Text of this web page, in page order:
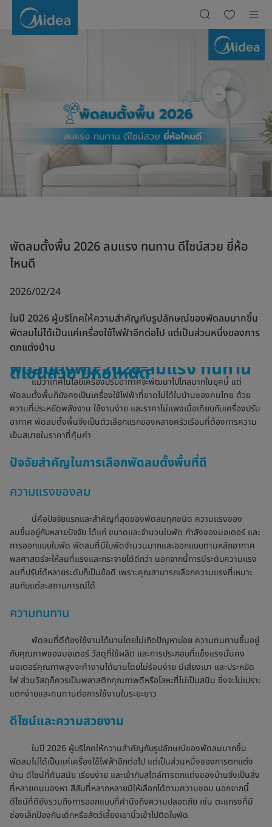
สวย
พัดลมตั้งพื้น 2026 ลมแรง ทนทาน ดีไซน์สวย ยี่ห้อ
ไหนดี
ในปี 2026 ผู้บริโภคให้ความสำคัญกับรูปลักษณ์ของพัดลมมากขึ้น
พัดลมไม่ได้เป็นแค่เครื่องใช้ไฟฟ้าอีกต่อไป แต่เป็นส่วนหนึ่งของการ
ตกแต่งบ้าน
2026/02/24
พัดลมตั้งพื้น 2026 ลมแรง ทนทาน
ดีไซน์สวย ยี่ห้อไหนดี
แม้ว่าเทคโนโลยีเครื่องปรับอากาศจะพัฒนาไปไกลมากในยุคนี้ แต่
พัดลมตั้งพื้นก็ยังคงเป็นเครื่องใช้ไฟฟ้าที่ขาดไม่ได้ในบ้านของคนไทย ด้วย
ความที่ประหยัดพลังงาน ใช้งานง่าย และราคาไม่แพงเมื่อเทียบกับเครื่องปรับ
อากาศ พัดลมตั้งพื้นจึงเป็นตัวเลือกแรกของหลายครัวเรือนที่ต้องการความ
เย็นสบายในราคาที่คุ้มค่า
ปัจจัยสำคัญในการเลือกพัดลมตั้งพื้นที่ดี
ความแรงของลม
นี่คือปัจจัยแรกและสำคัญที่สุดของพัดลมทุกชนิด ความแรงของ
ลมขึ้นอยู่กับหลายปัจจัย ได้แก่ ขนาดและจำนวนใบพัด กำลังของมอเตอร์ และ
การออกแบบใบพัด พัดลมที่มีใบพัดจำนวนมากและออกแบบตามหลักอากาศ
พลศาสตร์จะให้ลมที่แรงและกระจายได้ดีกว่า นอกจากนี้การมีระดับความแรง
ลมที่ปรับได้หลายระดับก็เป็นข้อดี เพราะคุณสามารถเลือกความแรงที่เหมาะ
สมกับแต่ละสถานการณ์ได้
ความทนทาน
พัดลมที่ดีต้องใช้งานได้นานโดยไม่เกิดปัญหาบ่อย ความทนทานขึ้นอยู่
กับคุณภาพของมอเตอร์ วัสดุที่ใช้ผลิต และการประกอบที่แข็งแรงมั่นคง
มอเตอร์คุณภาพสูงจะทำงานได้นานโดยไม่ร้อนง่าย มีเสียงเบา และประหยัด
ไฟ ส่วนวัสดุก็ควรเป็นพลาสติกคุณภาพดีหรือโลหะที่ไม่เป็นสนิม ซึ่งจะไม่เปราะ
แตกง่ายและทนทานต่อการใช้งานในระยะยาว
ดีไซน์และความสวยงาม
ในปี 2026 ผู้บริโภคให้ความสำคัญกับรูปลักษณ์ของพัดลมมากขึ้น
พัดลมไม่ได้เป็นแค่เครื่องใช้ไฟฟ้าอีกต่อไป แต่เป็นส่วนหนึ่งของการตกแต่ง
บ้าน ดีไซน์ที่ทันสมัย เรียบง่าย และเข้ากับสไตล์การตกแต่งของบ้านจึงเป็นสิ่ง
ที่หลายคนมองหา สีสันที่หลากหลายมีให้เลือกได้ตามความชอบ นอกจากนี้
ดีไซน์ที่ดียังรวมถึงการออกแบบที่คำนึงถึงความปลอดภัย เช่น ตะแกรงที่มี
ช่องเล็กป้องกันเด็กหรือสัตว์เลี้ยงเอานิ้วเข้าไปติดใบพัด